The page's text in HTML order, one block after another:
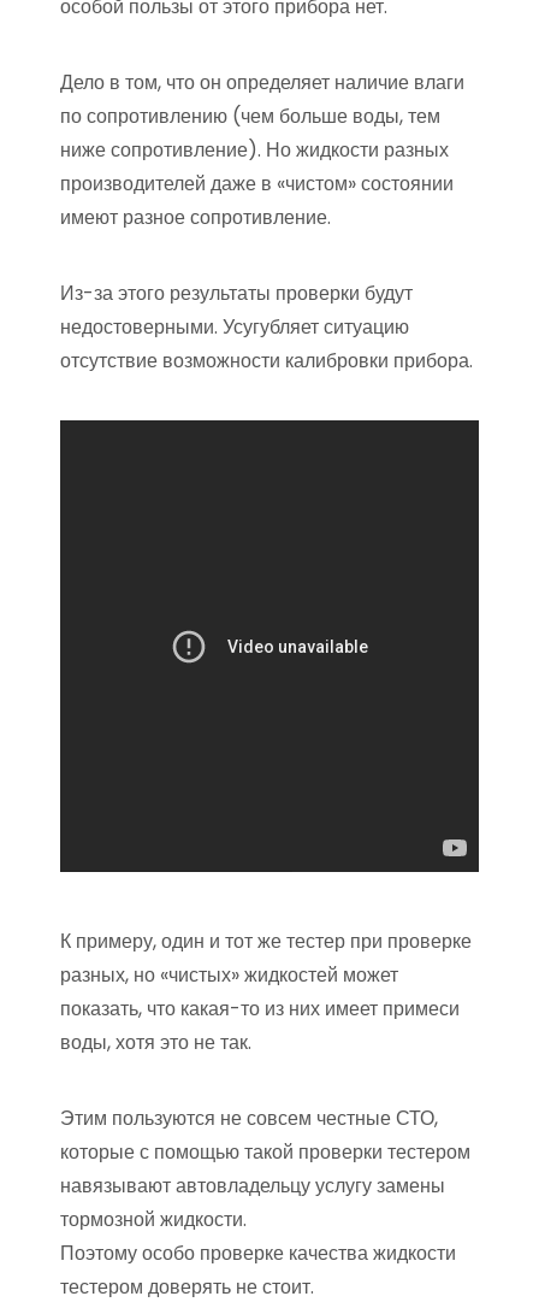
особой пользы от этого прибора нет.
Дело в том, что он определяет наличие влаги
по сопротивлению (чем больше воды, тем
ниже сопротивление). Но жидкости разных
производителей даже в «чистом» состоянии
имеют разное сопротивление.
Из-за этого результаты проверки будут
недостоверными. Усугубляет ситуацию
отсутствие возможности калибровки прибора.
К примеру, один и тот же тестер при проверке
разных, но «чистых» жидкостей может
показать, что какая-то из них имеет примеси
воды, хотя это не так.
Этим пользуются не совсем честные СТО,
которые с помощью такой проверки тестером
навязывают автовладельцу услугу замены
тормозной жидкости.
Поэтому особо проверке качества жидкости
тестером доверять не стоит.